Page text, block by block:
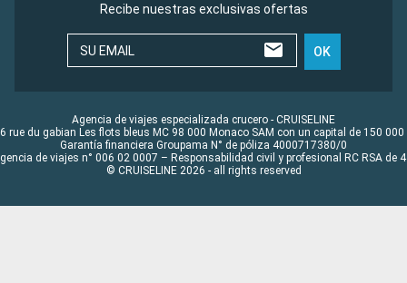
Recibe nuestras exclusivas ofertas
SU EMAIL OK
Agencia de viajes especializada crucero - CRUISELINE
rue du gabian Les flots bleus MC 98 000 Monaco SAM con un capital de 150 000
Garantía financiera Groupama N° de póliza 4000717380/0
de viajes n° 006 02 0007 – Responsabilidad civil y profesional RC RSA de
© CRUISELINE 2026 - all rights reserved